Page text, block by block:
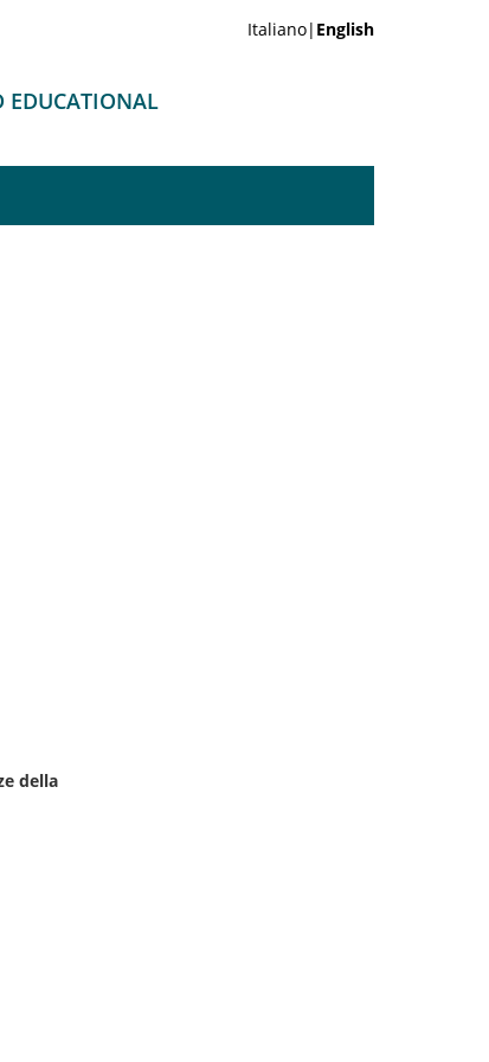
Italiano| English
EDUCATIONAL
della